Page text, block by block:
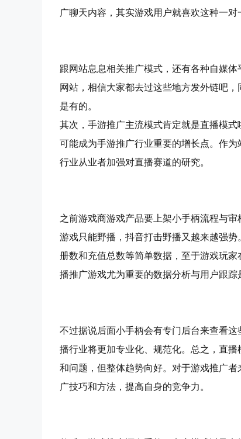
广聊天内容，其实游戏用户就喜欢这种一对
跟网站息息相关推广模式，还有各种自媒
网站，相信大家都去过这些地方发外链吧
是有的。
其次，手游推广主流模式肯定就是直播模
可能成为手游推广行业重要的增长点。作
行业从业者加强对直播赛道的研究。
之前游戏商游戏产品要上架小手柄流程与
游戏只能野播，抖音打击野播又越来越强
册数和充值总数等简单数据，至于游戏玩
播推广游戏尤为重要的数据分析与用户跟踪
不过据说后面小手柄会有专门后台来查看
播行业将更加专业化、规范化。总之，直
和问题，但整体趋势向好。对于游戏推广
广技巧和方法，提高自身的竞争力。